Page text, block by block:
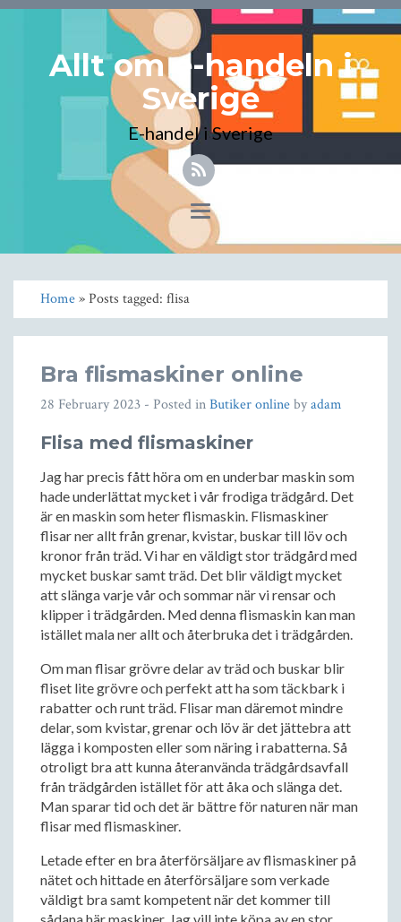
Allt om e-handeln i
Sverige
E-handel i Sverige
Toggle
navigation
Home» Posts tagged: flisa
Bra flismaskiner online
28 February 2023 - Posted inButiker onlinebyadam
Flisa med flismaskiner
Jag har precis fått höra om en underbar maskin som
hade underlättat mycket i vår frodiga trädgård. Det
är en maskin som heter flismaskin. Flismaskiner
flisar ner allt från grenar, kvistar, buskar till löv och
kronor från träd. Vi har en väldigt stor trädgård med
mycket buskar samt träd. Det blir väldigt mycket
att slänga varje vår och sommar när vi rensar och
klipper i trädgården. Med denna flismaskin kan man
istället mala ner allt och återbruka det i trädgården.
Om man flisar grövre delar av träd och buskar blir
fliset lite grövre och perfekt att ha som täckbark i
rabatter och runt träd. Flisar man däremot mindre
delar, som kvistar, grenar och löv är det jättebra att
lägga i komposten eller som näring i rabatterna. Så
otroligt bra att kunna återanvända trädgårdsavfall
från trädgården istället för att åka och slänga det.
Man sparar tid och det är bättre för naturen när man
flisar med flismaskiner.
Letade efter en bra återförsäljare av flismaskiner på
nätet och hittade en återförsäljare som verkade
väldigt bra samt kompetent när det kommer till